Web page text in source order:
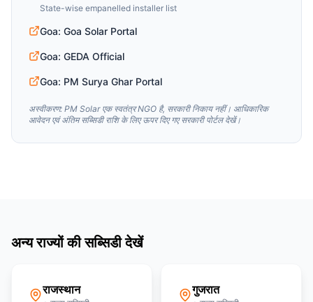
State-wise empanelled installer list
Goa: Goa Solar Portal
Goa: GEDA Official
Goa: PM Surya Ghar Portal
अस्वीकरण: PM Solar एक स्वतंत्र NGO है, सरकारी निकाय नहीं। आधिकारिक
आवेदन एवं अंतिम सब्सिडी राशि के लिए ऊपर दिए गए सरकारी पोर्टल देखें।
अन्य राज्यों की सब्सिडी देखें
राजस्थान गुजरात